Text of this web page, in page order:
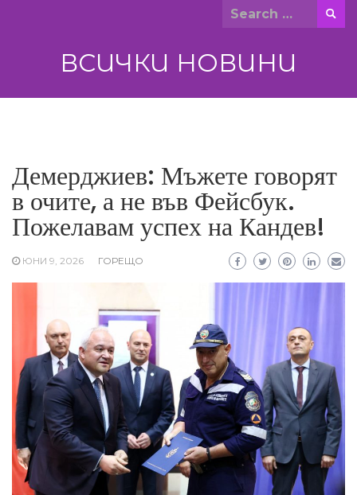
Search
ВСИЧКИ НОВИНИ
Демерджиев: Мъжете говорят
в очите, а не във Фейсбук.
Пожелавам успех на Кандев!
ЮНИ 9, 2026 ГОРЕЩО